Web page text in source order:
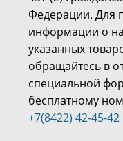
Федерации. Для
информации о
указанных
обращайтесь в
специальной
бесплатному
+7(8422) 42-45-42